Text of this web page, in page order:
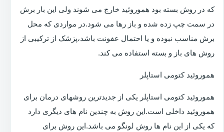
که در روش بسته بود هموروئید خارج می شوند ولی این بار برش
در سمت چپ زده شده و باز رها می شود.در مواردی که محل
برش مناسب نبوده و یا احتمال عفونت باشد،پزشک از ترکیبی از
روش های باز و بسته استفاده می کند.
هموروئید کتومی استاپلر
هموروئید کتومی استاپلر یکی از جدیدترین روشهای درمان برای
هموروئید داخلی است.این روش به چندین نام های دیگری دارد
که یکی از این نام ها روش لونگو می باشد.این روش برای